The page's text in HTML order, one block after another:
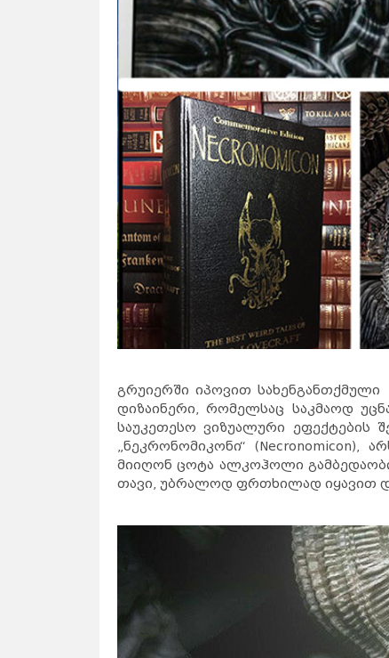
გრუიერში იპოვით სახენგანთქმული
დიზაინერი, რომელსაც საკმაოდ
საუკეთესო ვიზუალური ეფექტების
„ნეკრონომიკონი“ (Necronomicon),
მიიღონ ცოტა ალკოჰოლი
თავი, უბრალოდ ფრთხილად იყავით და